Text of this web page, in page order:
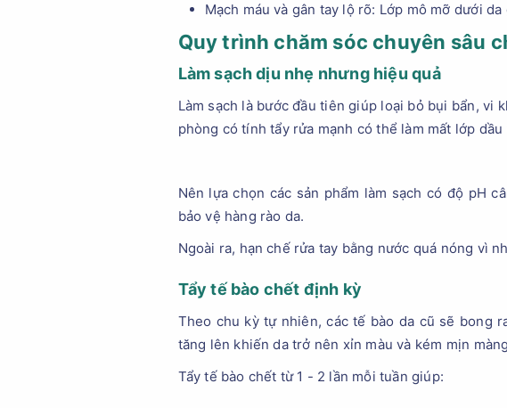
Mạch máu và gân tay lộ rõ: Lớp mô mỡ dưới
Quy trình chăm sóc chuyên sâu
Làm sạch dịu nhẹ nhưng hiệu quả
Làm sạch là bước đầu tiên giúp loại bỏ bụi bẩn, vi
phòng có tính tẩy rửa mạnh có thể làm mất lớp
Nên lựa chọn các sản phẩm làm sạch có độ pH
bảo vệ hàng rào da.
Ngoài ra, hạn chế rửa tay bằng nước quá nóng vì
Tẩy tế bào chết định kỳ
Theo chu kỳ tự nhiên, các tế bào da cũ sẽ bong
tăng lên khiến da trở nên xỉn màu và kém mịn
Tẩy tế bào chết từ 1 - 2 lần mỗi tuần giúp: